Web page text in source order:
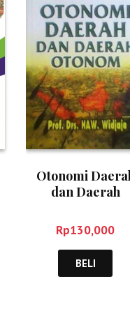
Otonomi
dan Daerah
Widjaya
Rp130,000
BELI